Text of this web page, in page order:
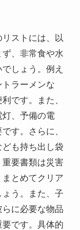
ストには、以
、非常食や水
しょう。例え
ラーメンな
です。また、
、予備の電
す。さらに、
も持ち出し袋
要書類は災害
とめてクリア
う。また、子
に必要な物品
です。具体的